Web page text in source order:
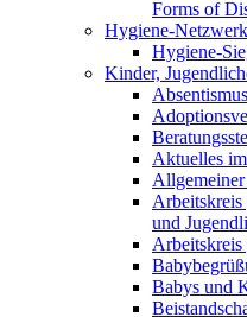
Forms of
Hygiene-Netzwerk
Hygiene-
Kinder,
Aktuelles
Arbeitskreis
und
Arbeitskreis
Babys und